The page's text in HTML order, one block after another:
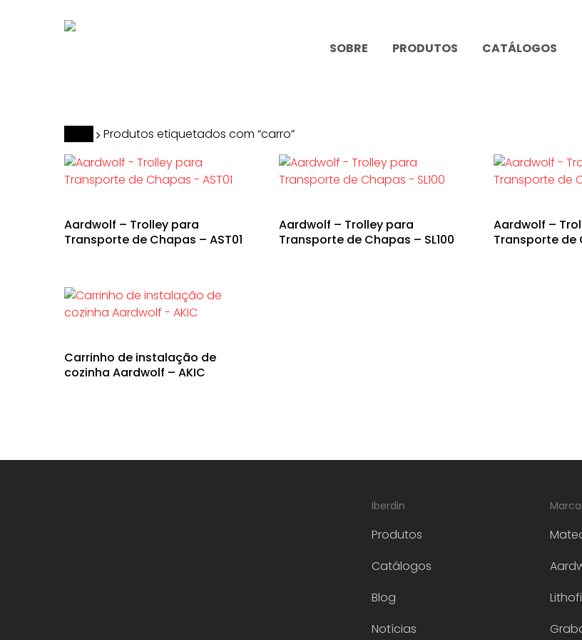
Hit enter to search or ESC to close
SOBRE PRODUTOS CATÁLOGOS
Produtos etiquetados com “carro”
Aardwolf – Trolley para
Transporte de Chapas – AST01
Aardwolf – Trolley para
Transporte de Chapas – SL100
Aardwolf –
Transporte de
Carrinho de instalação de
cozinha Aardwolf – AKIC
Iberdin
Produtos
Catálogos
Blog
Notícias